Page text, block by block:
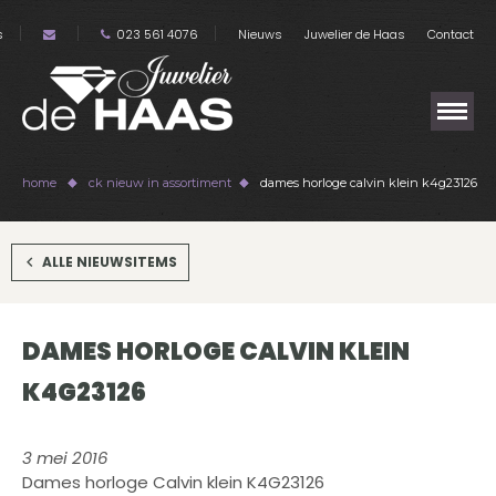
023 561 4076 Nieuws Juwelier de Haas Contact
home ck nieuw in assortiment dames horloge calvin klein k4g23126
ALLE NIEUWSITEMS
DAMES HORLOGE CALVIN KLEIN
K4G23126
3 mei 2016
Dames horloge Calvin klein K4G23126